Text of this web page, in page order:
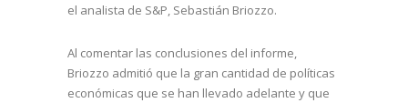
el analista de S&P, Sebastián Briozzo.
Al comentar las conclusiones del informe,
Briozzo admitió que la gran cantidad de políticas
económicas que se han llevado adelante y que